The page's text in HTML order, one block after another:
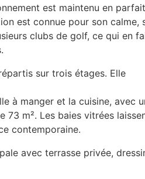
est maintenu en parfait
est connue pour son calme,
clubs de golf, ce qui en
sur trois étages. Elle
à manger et la cuisine, avec
73 m². Les baies vitrées
contemporaine.
avec terrasse privée,